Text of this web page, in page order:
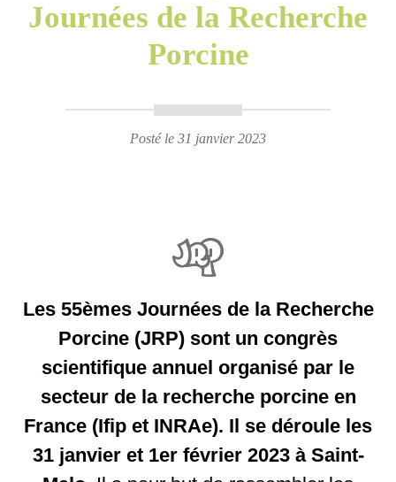
Journées de la Recherche
Porcine
Posté le 31 janvier 2023
Les 55èmes Journées de la Recherche
Porcine (JRP) sont un congrès
scientifique annuel organisé par le
secteur de la recherche porcine en
France (Ifip et INRAe). Il se déroule les
31 janvier et 1er février 2023 à Saint-